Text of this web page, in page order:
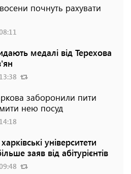
почнуть рахувати
медалі від Терехова
заборонили пити
мити нею посуд
університети
заяв від абітурієнтів